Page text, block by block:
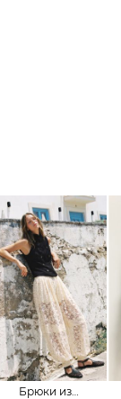
Брюки из